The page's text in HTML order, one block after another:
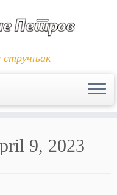
стручњак
9, 2023